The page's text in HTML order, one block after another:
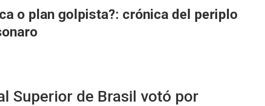
o plan golpista?: crónica del periplo
Superior de Brasil votó por